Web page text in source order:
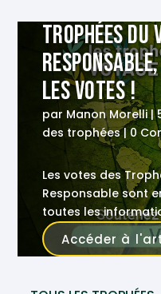
Trophées du
les votes !
par Manon Morelli|
des trophées| 0
Les votes des
Responsable sont
toutes les
l’élection des
Accéder à